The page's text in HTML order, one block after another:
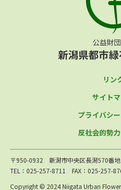
リン
サイト
プライバシ
反社会的勢
〒950-0932 新潟市中央区長潟570番
TEL：025-257-8711 FAX：025-257-
Copyright © 2024 Niigata Urban